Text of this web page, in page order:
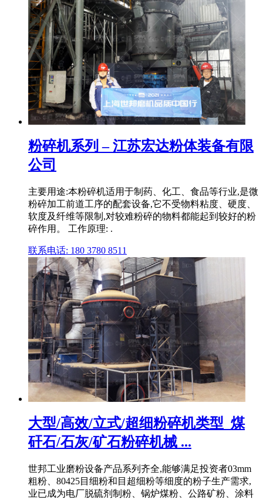
粉碎机系列 – 江苏宏达粉体装备有限
公司
主要用途:本粉碎机适用于制药、化工、食品等行业,是微
粉碎加工前道工序的配套设备,它不受物料粘度、硬度、
软度及纤维等限制,对较难粉碎的物料都能起到较好的粉
碎作用。 工作原理: .
联系电话: 180 3780 8511
大型/高效/立式/超细粉碎机类型_煤
矸石/石灰/矿石粉碎机械 ...
世邦工业磨粉设备产品系列齐全,能够满足投资者03mm
粗粉、80425目细粉和目超细粉等细度的粉子生产需求,
业已成为电厂脱硫剂制粉、锅炉煤粉、公路矿粉、涂料